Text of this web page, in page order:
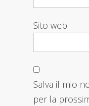
Sito web
Salva il mio
per la